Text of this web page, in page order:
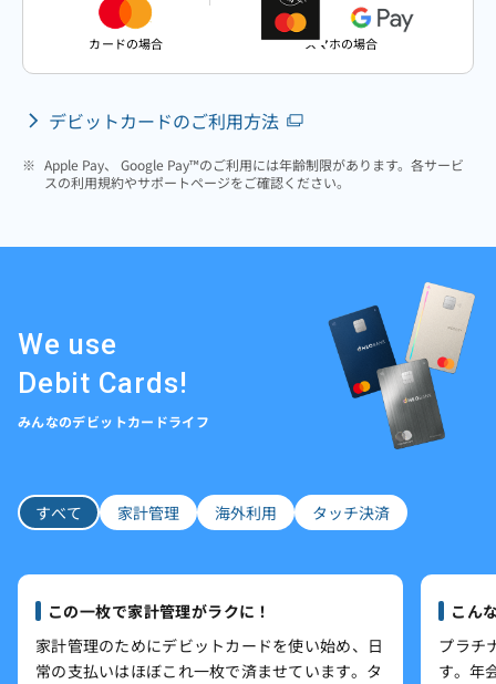
カードの場合 スマホの場合
デビットカードのご利用方法
※ Apple Pay、 Google Pay™のご利用には年齢制限があります。各サービ
スの利用規約やサポートページをご確認ください。
We use
Debit Cards!
みんなのデビットカードライフ
すべて 家計管理 海外利用 タッチ決済
この一枚で家計管理がラクに！
家計管理のためにデビットカードを使い始め、日
常の支払いはほぼこれ一枚で済ませています。タ
こん
プラチ
す。年